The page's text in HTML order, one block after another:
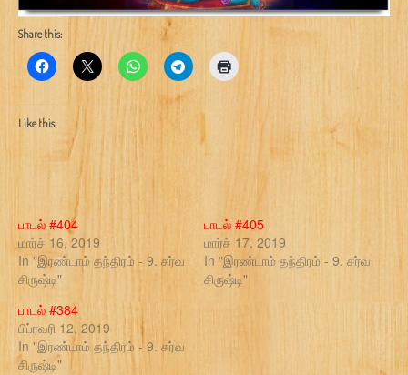
Share this:
Like this:
பாடல் #404
மார்ச் 16, 2019
In "இரண்டாம் தந்திரம் - 9. சர்வ
சிருஷ்டி"
பாடல் #405
மார்ச் 17, 2019
In "இரண்டாம் தந்திரம் - 9. சர்வ
சிருஷ்டி"
பாடல் #384
பிப்ரவரி 12, 2019
In "இரண்டாம் தந்திரம் - 9. சர்வ
சிருஷ்டி"